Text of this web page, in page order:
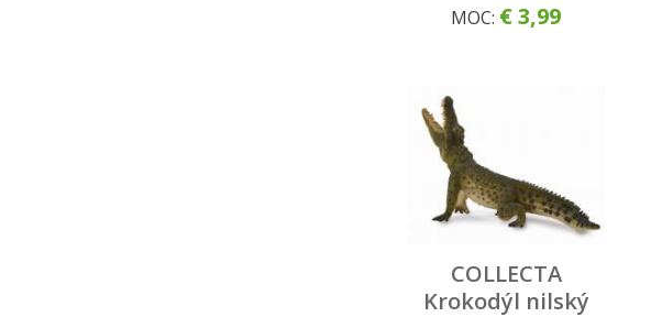
MOC: € 3,99
COLLECTA
Krokodýl nilský